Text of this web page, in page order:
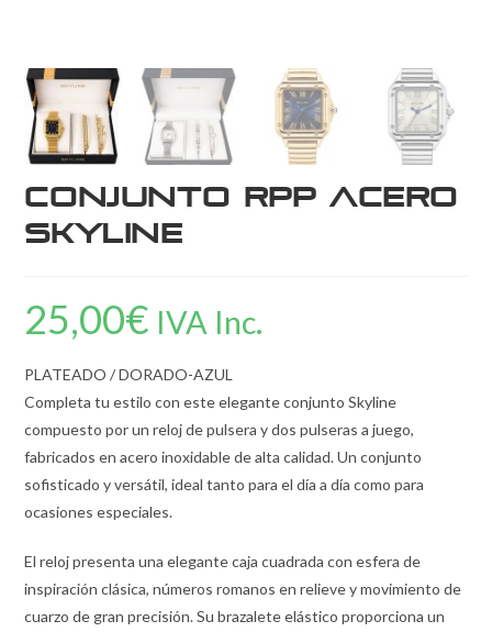
Conjunto RPP Acero
Skyline
25,00€ IVA Inc.
PLATEADO / DORADO-AZUL
Completa tu estilo con este elegante conjunto Skyline
compuesto por un reloj de pulsera y dos pulseras a juego,
fabricados en acero inoxidable de alta calidad. Un conjunto
sofisticado y versátil, ideal tanto para el día a día como para
ocasiones especiales.
El reloj presenta una elegante caja cuadrada con esfera de
inspiración clásica, números romanos en relieve y movimiento de
cuarzo de gran precisión. Su brazalete elástico proporciona un